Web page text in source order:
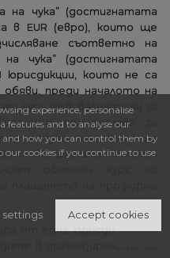
на чука” (достигнатата
в EUR (евро), които ще
съответно на
чука” (достигнатата
юрисдикции, които не са
преди началото на
курс (еквивалентния) за
ще се използва за
аукционна къща на
конвенционален обменен
обменен курс на
от една юрисдикция до
experience, personalise
features and to analyse our
and how you can control them by
our cookies if you continue to use
settings Accept cookies